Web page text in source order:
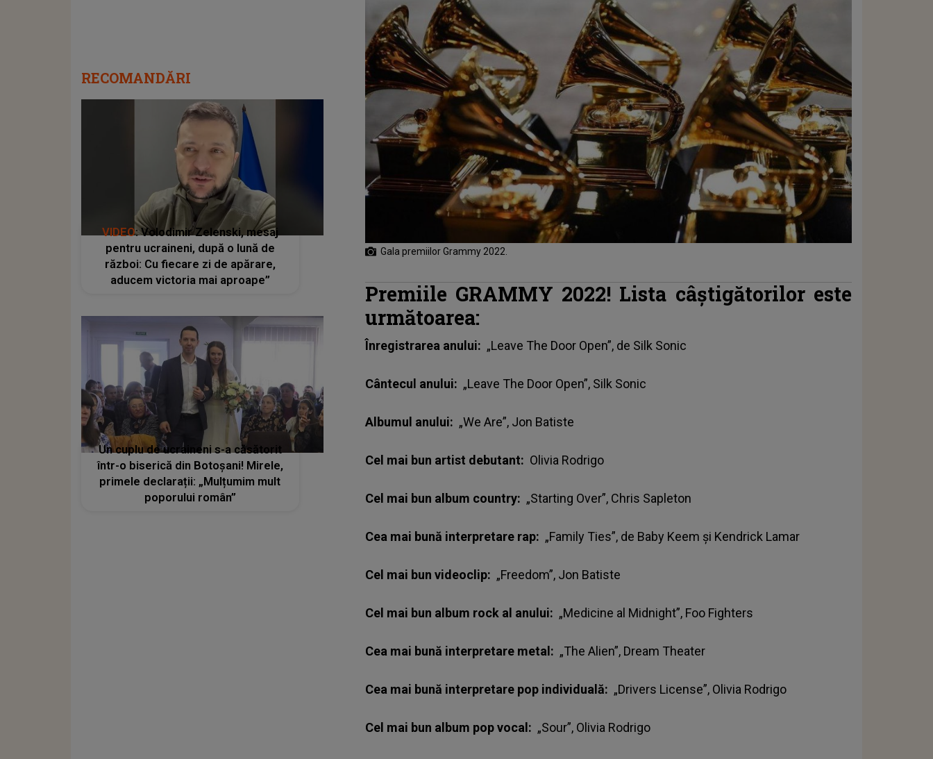
Gala premiilor Grammy 2022.
Premiile GRAMMY 2022! Lista câştigătorilor este
următoarea:
Înregistrarea anului: „Leave The Door Open”, de Silk Sonic
Cântecul anului: „Leave The Door Open”, Silk Sonic
Albumul anului: „We Are”, Jon Batiste
Cel mai bun artist debutant: Olivia Rodrigo
Cel mai bun album country: „Starting Over”, Chris Sapleton
Cea mai bună interpretare rap: „Family Ties”, de Baby Keem şi Kendrick Lamar
Cel mai bun videoclip: „Freedom”, Jon Batiste
Cel mai bun album rock al anului: „Medicine al Midnight”, Foo Fighters
Cea mai bună interpretare metal: „The Alien”, Dream Theater
Cea mai bună interpretare pop individuală: „Drivers License”, Olivia Rodrigo
Cel mai bun album pop vocal: „Sour”, Olivia Rodrigo
RECOMANDĂRI
VIDEO: Volodimir Zelenski, mesaj
pentru ucraineni, după o lună de
război: Cu fiecare zi de apărare,
aducem victoria mai aproape”
Un cuplu de ucraineni s-a căsătorit
într-o biserică din Botoșani! Mirele,
primele declarații: „Mulțumim mult
poporului român”